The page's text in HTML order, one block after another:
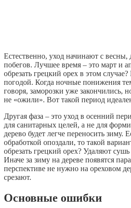
Естественно, уход начинают с весны,
побегов. Лучшее время – это март и
обрезать грецкий орех в этом
погодой. Когда ночные понижения
говоря, заморозки уже закончились,
не «ожили». Вот такой период
Другая фаза – это уход в осенний
для санитарных целей, а не для
дерево будет легче переносить зиму.
обработкой опоздали, то такой
обрезать грецкий орех? Удаляют
Иначе за зиму на дереве появятся
перспективе не нужно на ореховом
срезают.
Основные ошибки